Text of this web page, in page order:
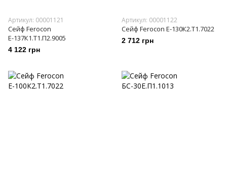
Артикул: 00001121
Сейф Ferocon
Е-137К1.Т1.П2.9005
4 122 грн
Артикул: 00001122
Сейф Ferocon Е-130К2.Т1.7022
2 712 грн